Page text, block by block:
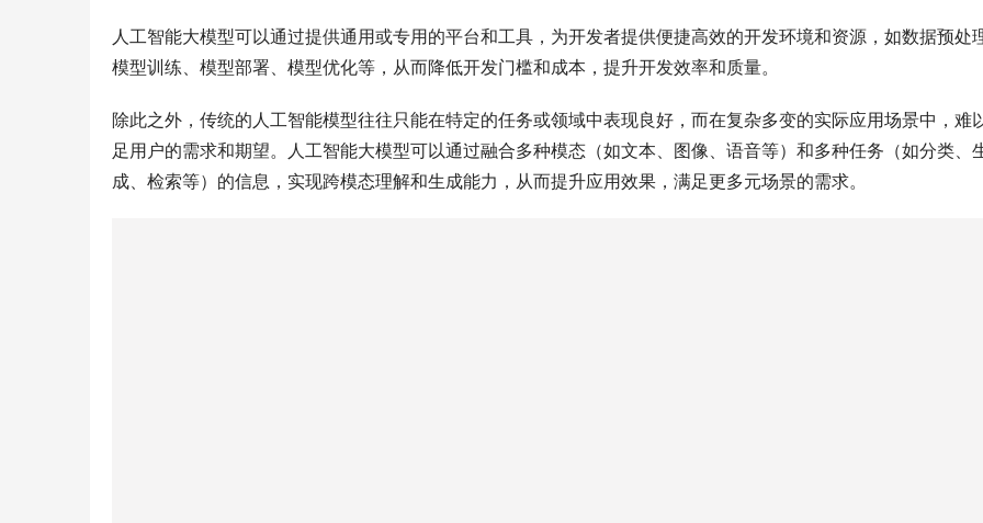
模型训练、模型部署、模型优化等，从而降低开发门槛和成本，提升开发效率和质量。
除此之外，传统的人工智能模型往往只能在特定的任务或领域中表现良好，而在复杂多变的实际应用场景中，难
足用户的需求和期望。人工智能大模型可以通过融合多种模态（如文本、图像、语音等）和多种任务（如分类、
成、检索等）的信息，实现跨模态理解和生成能力，从而提升应用效果，满足更多元场景的需求。